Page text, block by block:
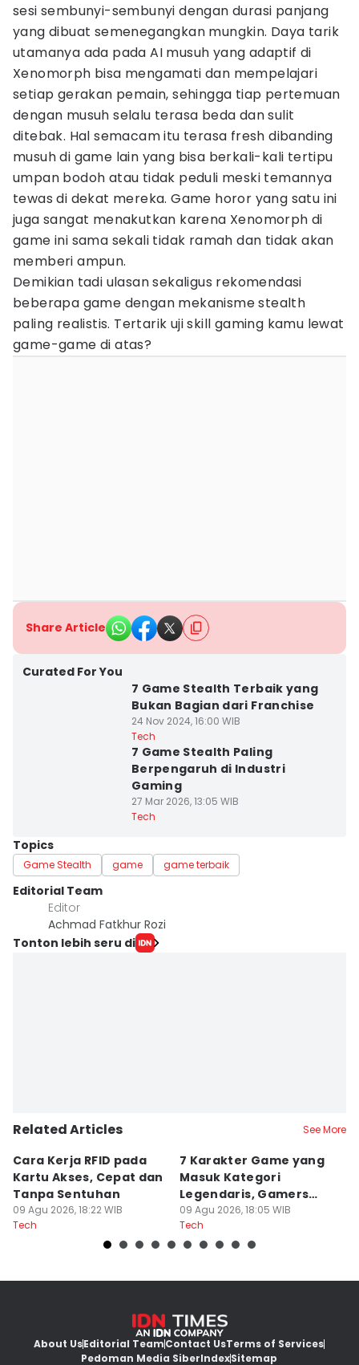
sesi sembunyi-sembunyi dengan durasi panjang
yang dibuat semenegangkan mungkin. Daya tarik
utamanya ada pada AI musuh yang adaptif di
Xenomorph bisa mengamati dan mempelajari
setiap gerakan pemain, sehingga tiap pertemuan
dengan musuh selalu terasa beda dan sulit
ditebak. Hal semacam itu terasa fresh dibanding
musuh di game lain yang bisa berkali-kali tertipu
umpan bodoh atau tidak peduli meski temannya
tewas di dekat mereka. Game horor yang satu ini
juga sangat menakutkan karena Xenomorph di
game ini sama sekali tidak ramah dan tidak akan
memberi ampun.
Demikian tadi ulasan sekaligus rekomendasi
beberapa game dengan mekanisme stealth
paling realistis. Tertarik uji skill gaming kamu lewat
game-game di atas?
Share Article
Curated For You
7 Game Stealth Terbaik yang
Bukan Bagian dari Franchise
24 Nov 2024, 16:00 WIB
Tech
7 Game Stealth Paling
Berpengaruh di Industri
Gaming
27 Mar 2026, 13:05 WIB
Tech
Topics
Game Stealth game game terbaik
Editorial Team
Editor
Achmad Fatkhur Rozi
Tonton lebih seru di
Related Articles See More
Cara Kerja RFID pada
Kartu Akses, Cepat dan
Tanpa Sentuhan
09 Agu 2026, 18:22 WIB
Tech
7 Karakter Game yang
Masuk Kategori
Legendaris, Gamers
Pasti Tahu!
09 Agu 2026, 18:05 WIB
Tech
About UsEditorial TeamContact UsTerms of Services
Pedoman Media SiberIndexSitemap